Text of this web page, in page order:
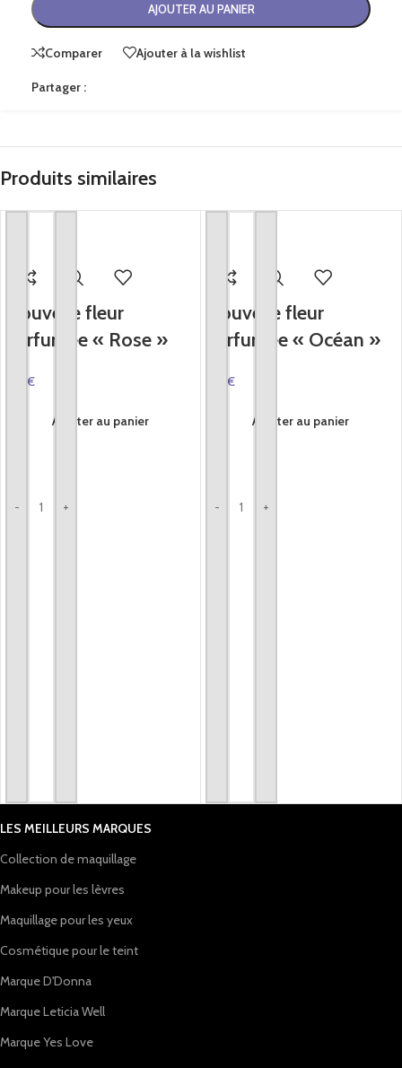
AJOUTER AU PANIER
Comparer Ajouter à la wishlist
Partager :
Produits similaires
Nouvelle fleur
parfumée « Rose »
€
- +
Ajouter au panier
Nouvelle fleur
parfumée « Océan »
€
- +
Ajouter au panier
LES MEILLEURS MARQUES
Collection de maquillage
Makeup pour les lèvres
Maquillage pour les yeux
Cosmétique pour le teint
Marque D'Donna
Marque Leticia Well
Marque Yes Love